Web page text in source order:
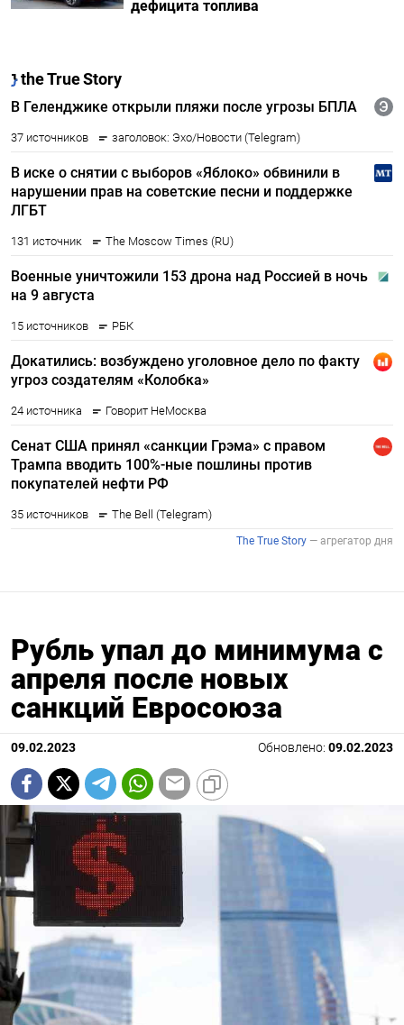
дефицита топлива
Рубль упал до минимума с
апреля после новых
санкций Евросоюза
09.02.2023 Обновлено: 09.02.2023